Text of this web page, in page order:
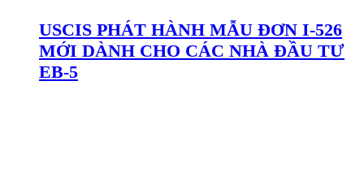
USCIS PHÁT HÀNH MẪU ĐƠN I-526
MỚI DÀNH CHO CÁC NHÀ ĐẦU TƯ
EB-5